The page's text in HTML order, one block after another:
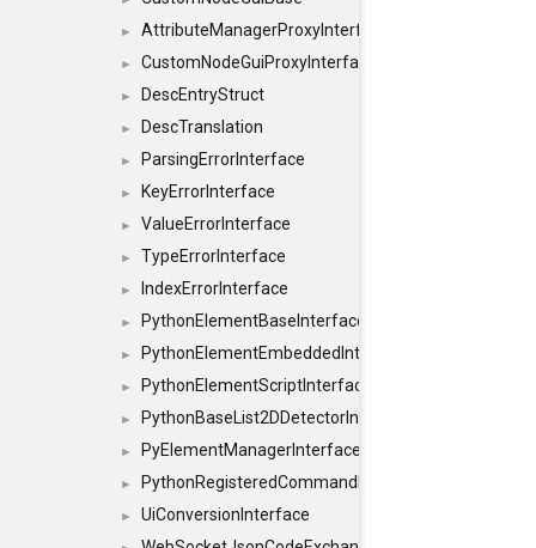
► AttributeManagerProxyInterface
► CustomNodeGuiProxyInterface
► DescEntryStruct
► DescTranslation
► ParsingErrorInterface
► KeyErrorInterface
► ValueErrorInterface
► TypeErrorInterface
► IndexErrorInterface
► PythonElementBaseInterface
► PythonElementEmbeddedInterface
► PythonElementScriptInterface
► PythonBaseList2DDetectorInterface
► PyElementManagerInterface
► PythonRegisteredCommandIdsInterface
► UiConversionInterface